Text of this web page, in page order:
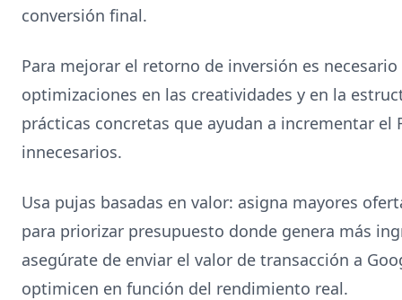
conversión final.
Para mejorar el retorno de inversión es
optimizaciones en las creatividades y en la
prácticas concretas que ayudan a incrementar el
innecesarios.
Usa pujas basadas en valor: asigna mayores
para priorizar presupuesto donde genera más
asegúrate de enviar el valor de transacción a
optimicen en función del rendimiento real.